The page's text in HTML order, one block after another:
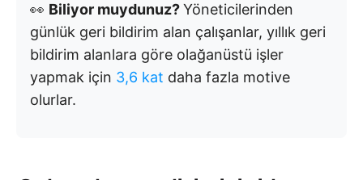
👀 Biliyor muydunuz?Yöneticilerinden
günlük geri bildirim alan çalışanlar, yıllık geri
bildirim alanlara göre olağanüstü işler
yapmak için 3,6 kat daha fazla motive
olurlar.